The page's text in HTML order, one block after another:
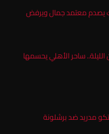
يصدم معتمد جمال ويرفض
ساحر الأهلي يحسمها
مدريد ضد برشلونة